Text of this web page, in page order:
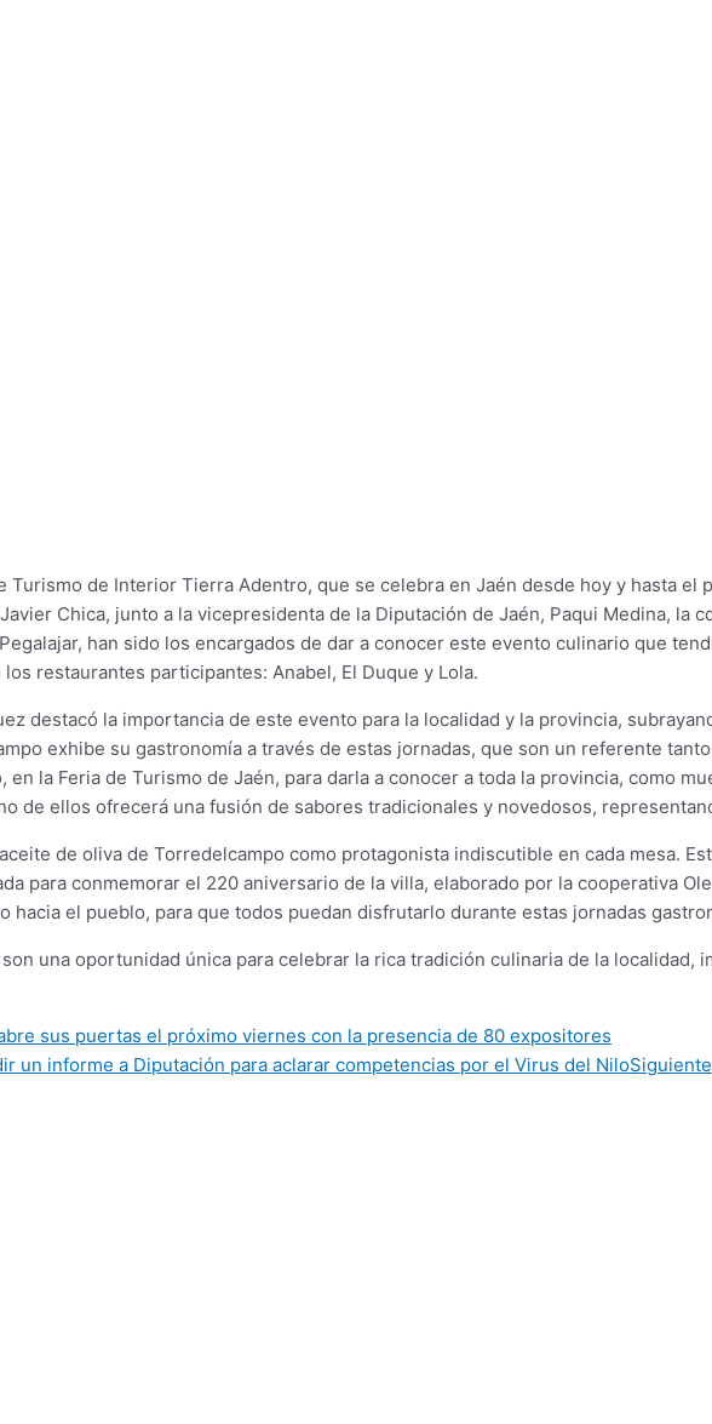
Turismo de Interior Tierra Adentro, que se celebra en Jaén desde hoy y hasta el
Chica, junto a la vicepresidenta de la Diputación de Jaén, Paqui Medina, la
han sido los encargados de dar a conocer este evento culinario que
restaurantes participantes: Anabel, El Duque y Lola.
destacó la importancia de este evento para la localidad y la provincia,
exhibe su gastronomía a través de estas jornadas, que son un referente
la Feria de Turismo de Jaén, para darla a conocer a toda la provincia, como
de ellos ofrecerá una fusión de sabores tradicionales y novedosos,
de oliva de Torredelcampo como protagonista indiscutible en cada mesa.
para conmemorar el 220 aniversario de la villa, elaborado por la cooperativa
hacia el pueblo, para que todos puedan disfrutarlo durante estas jornadas
una oportunidad única para celebrar la rica tradición culinaria de la
sus puertas el próximo viernes con la presencia de 80 expositores
un informe a Diputación para aclarar competencias por el Virus del NiloSiguiente